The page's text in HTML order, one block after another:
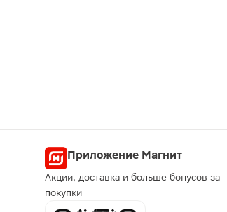
Приложение Магнит
Акции, доставка и больше бонусов за
покупки